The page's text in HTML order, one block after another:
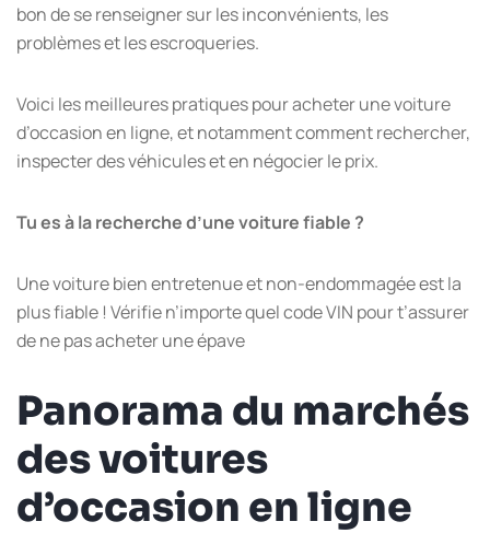
bon de se renseigner sur les inconvénients, les
problèmes et les escroqueries.
Voici les meilleures pratiques pour acheter une voiture
d’occasion en ligne, et notamment comment rechercher,
inspecter des véhicules et en négocier le prix.
Tu es à la recherche d’une voiture fiable ?
Une voiture bien entretenue et non-endommagée est la
plus fiable ! Vérifie n’importe quel code VIN pour t’assurer
de ne pas acheter une épave
Panorama du marchés
des voitures
d’occasion en ligne